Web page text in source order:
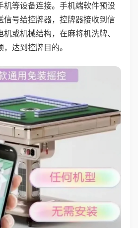
机等设备连接。手机端软件预设
信号给控牌器，控牌器接收到信
或机械结构，在麻将机洗牌、
达到控牌目的。